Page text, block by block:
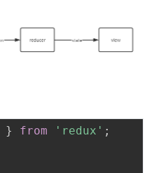
} from 'redux' ;